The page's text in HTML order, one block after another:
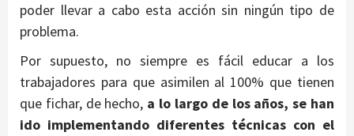
poder llevar a cabo esta acción sin ningún tipo de
problema.
Por supuesto, no siempre es fácil educar a los
trabajadores para que asimilen al 100% que tienen
que fichar, de hecho, a lo largo de los años, se han
ido implementando diferentes técnicas con el